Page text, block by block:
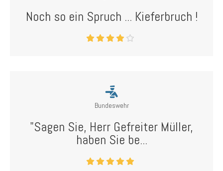
Noch so ein Spruch ... Kieferbruch !
Bundeswehr
"Sagen Sie, Herr Gefreiter Müller,
haben Sie be...